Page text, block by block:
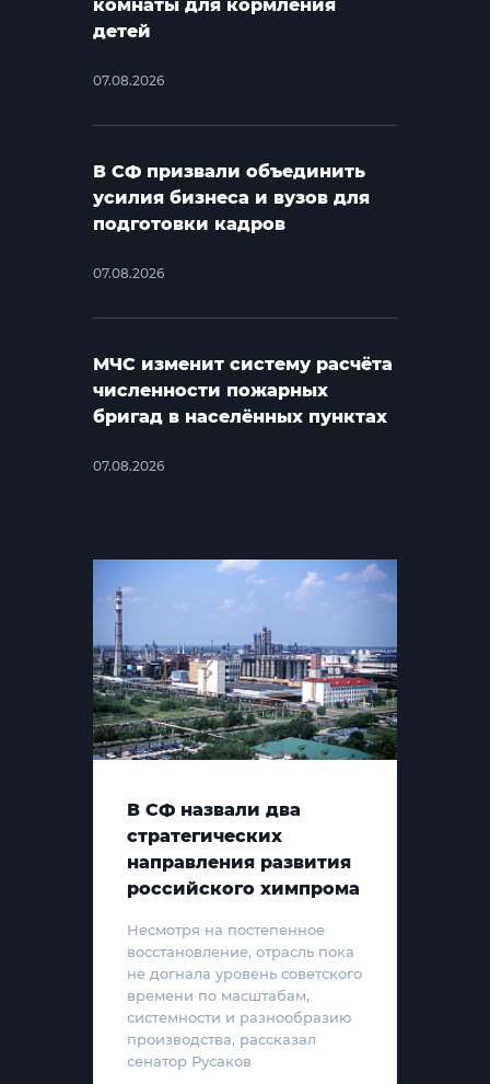
комнаты для кормления
детей
07.08.2026
В СФ призвали объединить
усилия бизнеса и вузов для
подготовки кадров
07.08.2026
МЧС изменит систему расчёта
численности пожарных
бригад в населённых пунктах
07.08.2026
В СФ назвали два
стратегических
направления развития
российского химпрома
Несмотря на постепенное
восстановление, отрасль пока
не догнала уровень советского
времени по масштабам,
системности и разнообразию
производства, рассказал
сенатор Русаков